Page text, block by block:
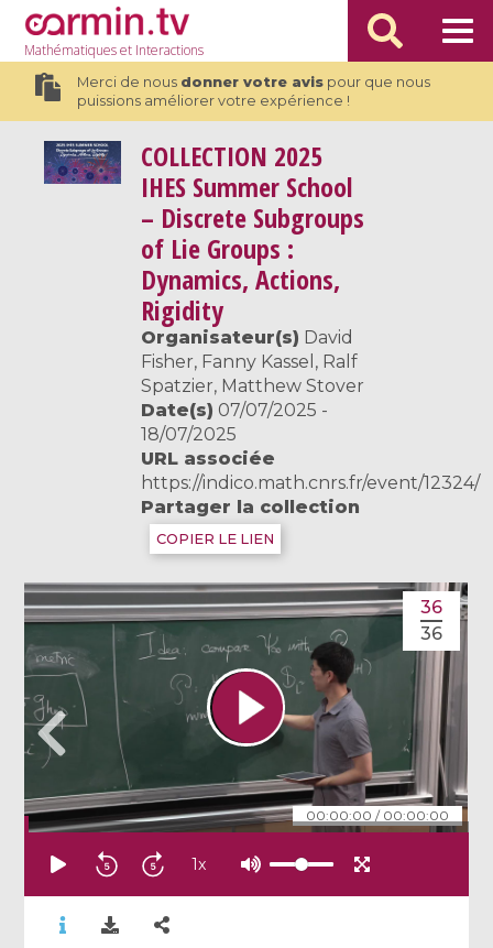
Mathématiqueset Interactions
Merci de nous donner votre avispour que nous
puissions améliorer votre expérience !
COLLECTION 2025
IHES Summer School
– Discrete Subgroups
of Lie Groups :
Dynamics, Actions,
Rigidity
Organisateur(s) David
Fisher, Fanny Kassel, Ralf
Spatzier, Matthew Stover
Date(s) 07/07/2025 -
18/07/2025
URL associée
https://indico.math.cnrs.fr/event/12324/
Partager la collection
COPIER LE LIEN
00:00:00 / 00:00:00
36
36
1x